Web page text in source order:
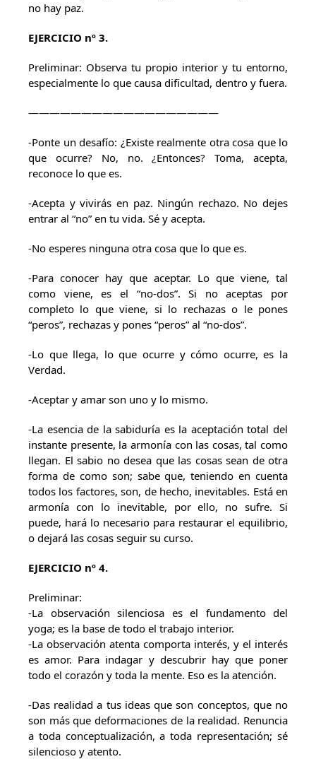
no hay paz.
EJERCICIO nº 3.
Preliminar: Observa tu propio interior y tu entorno,
especialmente lo que causa dificultad, dentro y fuera.
——————————————————
-Ponte un desafío: ¿Existe realmente otra cosa que lo
que ocurre? No, no. ¿Entonces? Toma, acepta,
reconoce lo que es.
-Acepta y vivirás en paz. Ningún rechazo. No dejes
entrar al “no” en tu vida. Sé y acepta.
-No esperes ninguna otra cosa que lo que es.
-Para conocer hay que aceptar. Lo que viene, tal
como viene, es el “no-dos”. Si no aceptas por
completo lo que viene, si lo rechazas o le pones
“peros”, rechazas y pones “peros” al “no-dos”.
-Lo que llega, lo que ocurre y cómo ocurre, es la
Verdad.
-Aceptar y amar son uno y lo mismo.
-La esencia de la sabiduría es la aceptación total del
instante presente, la armonía con las cosas, tal como
llegan. El sabio no desea que las cosas sean de otra
forma de como son; sabe que, teniendo en cuenta
todos los factores, son, de hecho, inevitables. Está en
armonía con lo inevitable, por ello, no sufre. Si
puede, hará lo necesario para restaurar el equilibrio,
o dejará las cosas seguir su curso.
EJERCICIO nº 4.
Preliminar:
-La observación silenciosa es el fundamento del
yoga; es la base de todo el trabajo interior.
-La observación atenta comporta interés, y el interés
es amor. Para indagar y descubrir hay que poner
todo el corazón y toda la mente. Eso es la atención.
-Das realidad a tus ideas que son conceptos, que no
son más que deformaciones de la realidad. Renuncia
a toda conceptualización, a toda representación; sé
silencioso y atento.